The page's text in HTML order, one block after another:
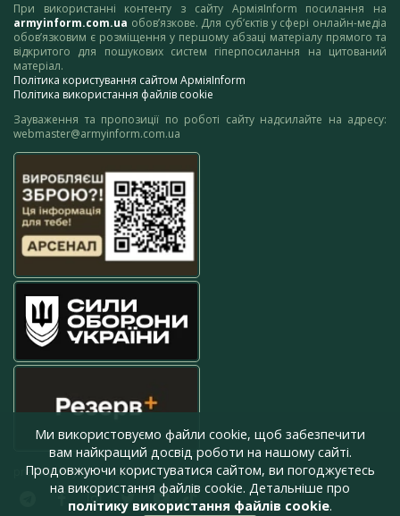
При використанні контенту з сайту АрміяInform посилання на
armyinform.com.ua обов’язкове. Для суб’єктів у сфері онлайн-медіа
обов’язковим є розміщення у першому абзаці матеріалу прямого та
відкритого для пошукових систем гіперпосилання на цитований
матеріал.
Політика користування сайтом АрміяInform
Політика використання файлів cookie
Зауваження та пропозиції по роботі сайту надсилайте на адресу:
webmaster@armyinform.com.ua
press@armyinform.com.ua
Ми використовуємо файли cookie, щоб забезпечити
вам найкращий досвід роботи на нашому сайті.
Продовжуючи користуватися сайтом, ви погоджуєтесь
на використання файлів cookie. Детальніше про
політику використання файлів cookie.